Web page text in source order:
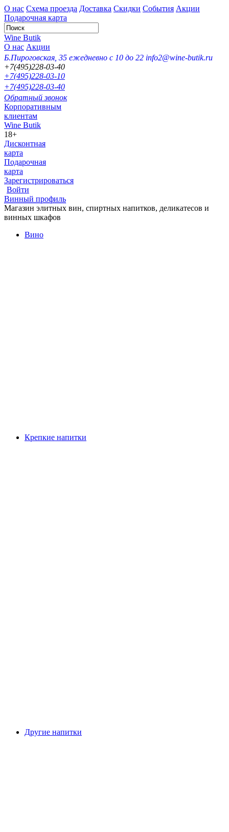
О нас Схема проезда Доставка Скидки События Акции
Подарочная карта
Wine Butik
О нас Акции
Б.Пироговская, 35 ежедневно с 10 до 22 info2@wine-butik.ru
+7(495)228-03-40
+7(495)228-03-10
+7(495)228-03-40
Обратный звонок
Корпоративным
клиентам
Wine Butik
18+
Дисконтная
карта
Подарочная
карта
Зарегистрироваться
Войти
Винный профиль
Магазин элитных вин, спиртных напитков, деликатесов и
винных шкафов
Вино
Крепкие напитки
Другие напитки